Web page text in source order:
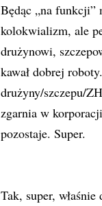
Będąc „na funkcji”
kolokwializm, ale
drużynowi,
kawał dobrej
drużyny/szczepu/
zgarnia w
pozostaje. Super.
Tak, super,